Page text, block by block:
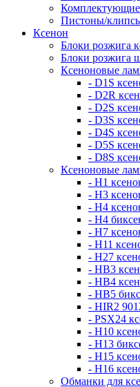
Комплектующие
Пистоны/
Ксенон
Блоки розжига
Блоки розжига
Ксеноновые
- D1S
- D2R
- D2S
- D3S
- D4S
- D5S
- D8S
Ксеноновые
- H1
- H3
- H4
- H4
- H7
- H11
- H27
- HB3
- HB4
- HB5
- HIR2
- PSX24
- H10
- H13
- H15
- H16
Обманки для